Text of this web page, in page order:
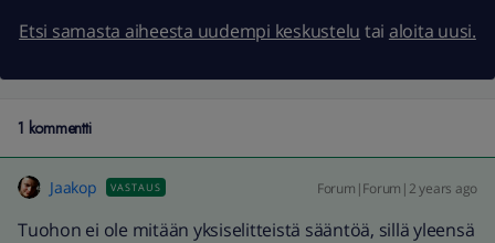
Etsi samasta aiheesta uudempi keskustelu tai aloita uusi.
1 kommentti
Jaakop VASTAUS Forum|Forum|2 years ago
Tuohon ei ole mitään yksiselitteistä sääntöä, sillä yleensä